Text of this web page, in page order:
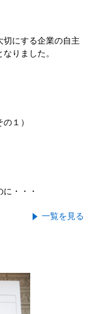
切にする企業の自主
りました。
１）
・・・
一覧を見る